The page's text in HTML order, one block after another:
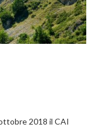
2018 il CAI